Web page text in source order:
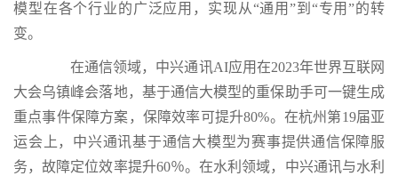
模型在各个行业的广泛应用，实现从“通用”到“专用”的转
变。
在通信领域，中兴通讯AI应用在2023年世界互联网
大会乌镇峰会落地，基于通信大模型的重保助手可一键生成
重点事件保障方案，保障效率可提升80%。在杭州第19届亚
运会上，中兴通讯基于通信大模型为赛事提供通信保障服
务，故障定位效率提升60％。在水利领域，中兴通讯与水利